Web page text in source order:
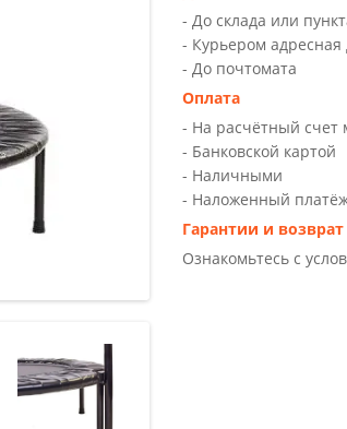
- До склада или
- Курьером адресная
- До почтомата
Оплата
- На расчётный счет
- Банковской картой
- Наличными
- Наложенный
Гарантии и
Ознакомьтесь с